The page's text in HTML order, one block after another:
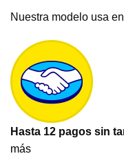
Nuestra modelo usa
Hasta 12 pagos sin
más